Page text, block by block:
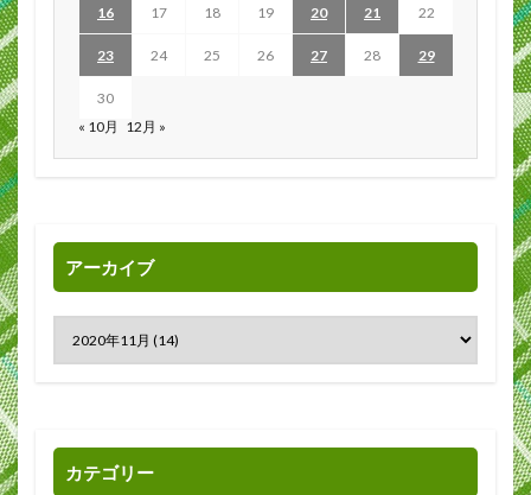
16 17 18 19 20 21 22
23 24 25 26 27 28 29
30
« 10月 12月 »
アーカイブ
カテゴリー